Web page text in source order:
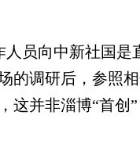
员向中新社国是
的调研后，参照
这并非淄博“首创